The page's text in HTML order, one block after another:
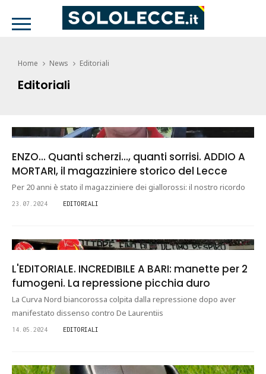
Home News Editoriali
Editoriali
ENZO... Quanti scherzi..., quanti sorrisi. ADDIO A
MORTARI, il magazziniere storico del Lecce
Per 20 anni è stato il magazziniere dei giallorossi: il nostro ricordo
23.07.2024 EDITORIALI
L'EDITORIALE. INCREDIBILE A BARI: manette per 2
fumogeni. La repressione picchia duro
La Curva Nord biancorossa colpita dalla repressione dopo aver
manifestato dissenso contro De Laurentiis
14.05.2024 EDITORIALI